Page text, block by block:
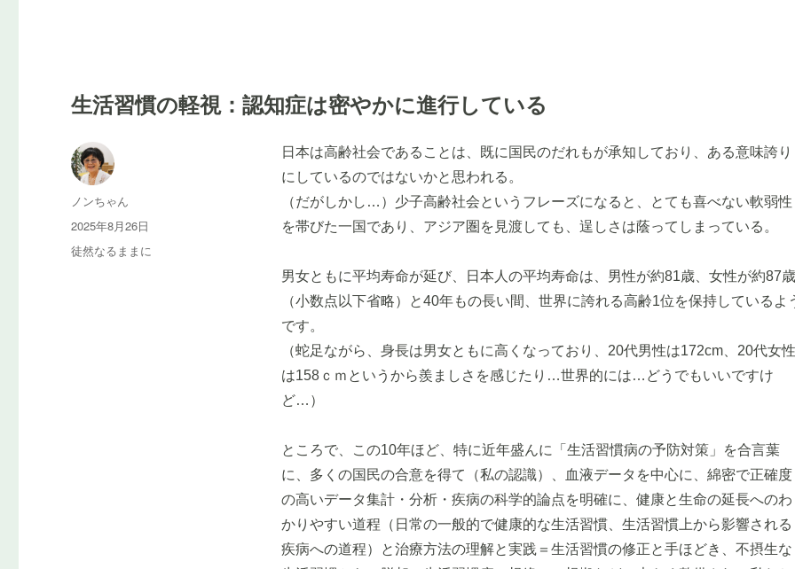
生活習慣の軽視：認知症は密やかに進行している
日本は高齢社会であることは、既に国民のだれもが承知しており、ある意味誇り
にしているのではないかと思われる。
（だがしかし…）少子高齢社会というフレーズになると、とても喜べない軟弱性
を帯びた一国であり、アジア圏を見渡しても、逞しさは蔭ってしまっている。
男女ともに平均寿命が延び、日本人の平均寿命は、男性が約81歳、女性が約87歳
（小数点以下省略）と40年もの長い間、世界に誇れる高齢1位を保持しているよ
です。
（蛇足ながら、身長は男女ともに高くなっており、20代男性は172cm、20代女性
は158ｃｍというから羨ましさを感じたり…世界的には…どうでもいいですけ
ど…）
ところで、この10年ほど、特に近年盛んに「生活習慣病の予防対策」を合言葉
に、多くの国民の合意を得て（私の認識）、血液データを中心に、綿密で正確度
の高いデータ集計・分析・疾病の科学的論点を明確に、健康と生命の延長へのわ
かりやすい道程（日常の一般的で健康的な生活習慣、生活習慣上から影響される
疾病への道程）と治療方法の理解と実践＝生活習慣の修正と手ほどき、不摂生な
投
稿
ノンちゃん
投
稿
日:
2025年8月26日
カ
徒然なるままに